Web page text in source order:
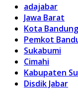
adajabar
Jawa Barat
Kota Bandung
Pemkot
Sukabumi
Cimahi
Kabupaten
Disdik Jabar